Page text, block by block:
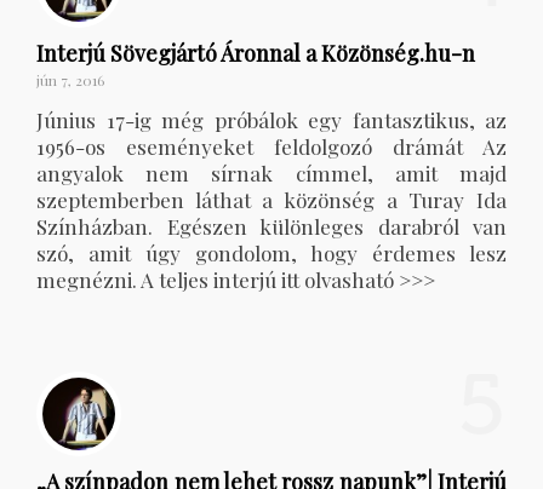
Interjú Sövegjártó Áronnal a Közönség.hu-n
jún 7, 2016
Június 17-ig még próbálok egy fantasztikus, az
1956-os eseményeket feldolgozó drámát Az
angyalok nem sírnak címmel, amit majd
szeptemberben láthat a közönség a Turay Ida
Színházban. Egészen különleges darabról van
szó, amit úgy gondolom, hogy érdemes lesz
megnézni. A teljes interjú itt olvasható >>>
„A színpadon nem lehet rossz napunk”| Interjú